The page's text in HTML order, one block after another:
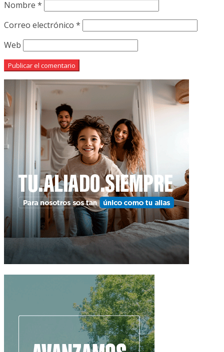
Nombre *
Correo electrónico *
Web